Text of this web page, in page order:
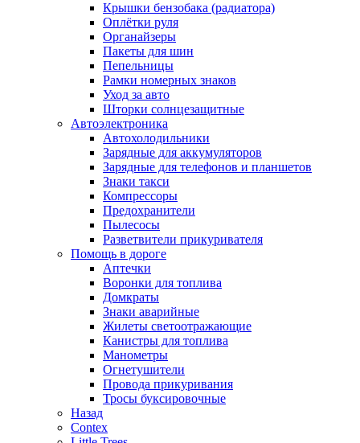
Крышки бензобака (радиатора)
Оплётки руля
Органайзеры
Пакеты для шин
Пепельницы
Рамки номерных знаков
Уход за авто
Шторки солнцезащитные
Автоэлектроника
Автохолодильники
Зарядные для аккумуляторов
Зарядные для телефонов и планшетов
Знаки такси
Компрессоры
Предохранители
Пылесосы
Разветвители прикуривателя
Помощь в дороге
Аптечки
Воронки для топлива
Домкраты
Знаки аварийные
Жилеты светоотражающие
Канистры для топлива
Манометры
Огнетушители
Провода прикуривания
Тросы буксировочные
Назад
Contex